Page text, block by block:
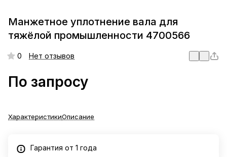
Манжетное уплотнение вала для
тяжёлой промышленности 4700566
0 Нет отзывов
По запросу
ХарактеристикиОписание
Гарантия от 1 года